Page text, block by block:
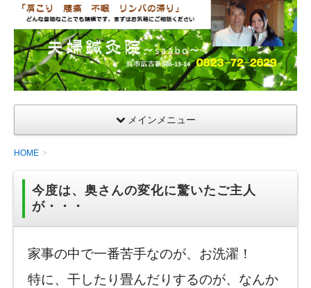
夫
婦
鍼
灸
院
メインメニュー
HOME
今度は、奥さんの変化に驚いたご主人
が・・・
家事の中で一番苦手なのが、お洗濯！
特に、干したり畳んだりするのが、なんか